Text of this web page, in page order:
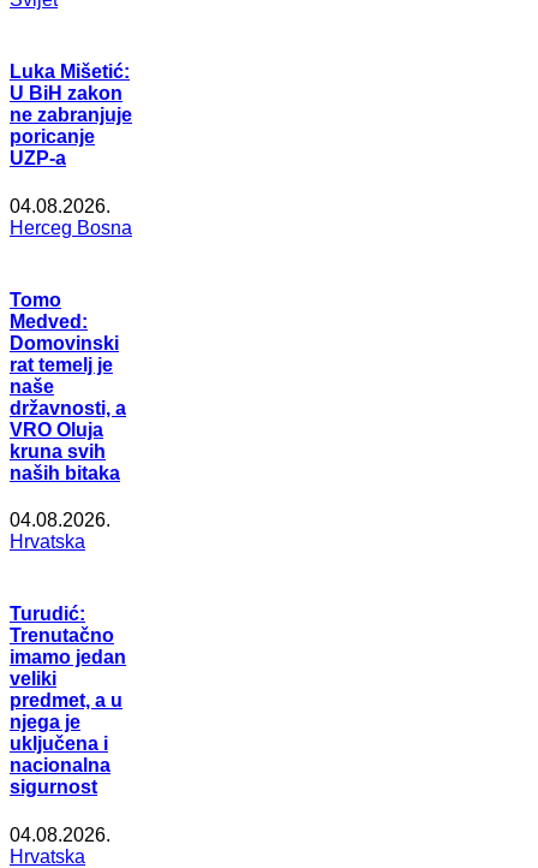
Luka Mišetić:
U BiH zakon
ne zabranjuje
poricanje
UZP-a
04.08.2026.
Herceg Bosna
Tomo
Medved:
Domovinski
rat temelj je
naše
državnosti, a
VRO Oluja
kruna svih
naših bitaka
04.08.2026.
Hrvatska
Turudić:
Trenutačno
imamo jedan
veliki
predmet, a u
njega je
uključena i
nacionalna
sigurnost
04.08.2026.
Hrvatska